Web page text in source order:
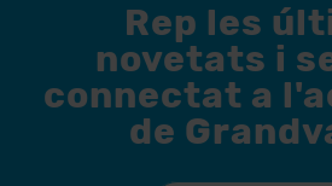
Rep les
novetats i
connectat a
de